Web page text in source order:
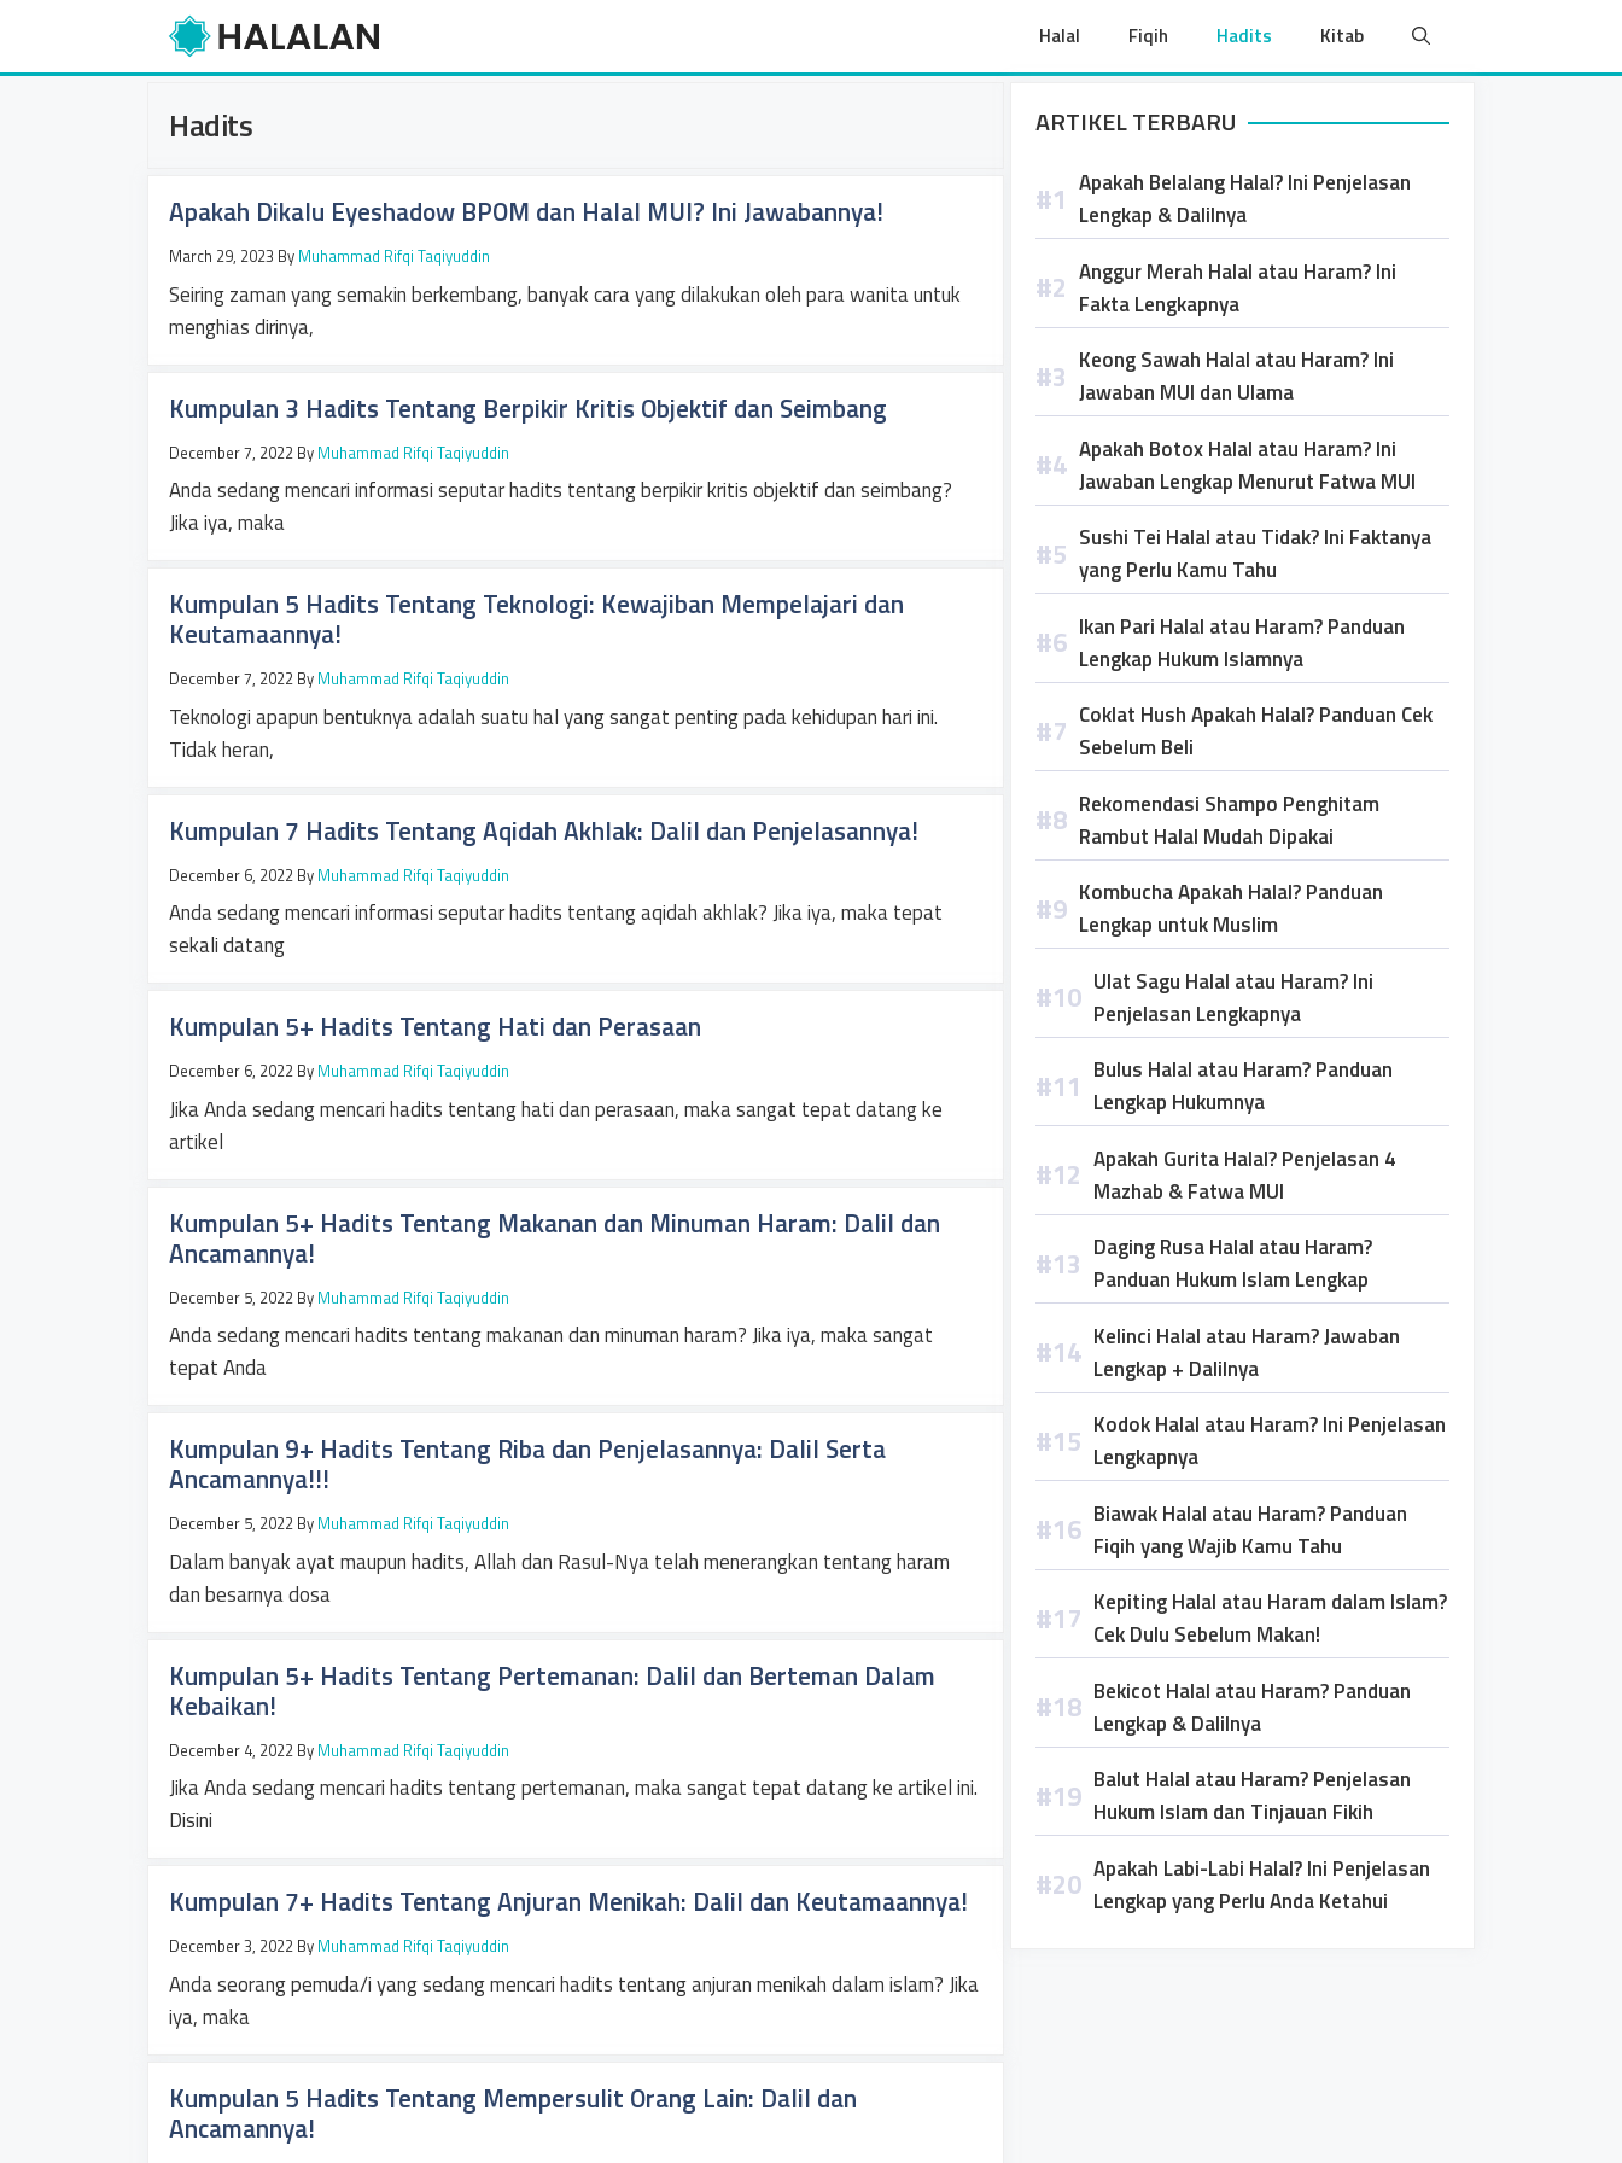
content
Halal Fiqih Hadits Kitab
Hadits
Apakah Dikalu Eyeshadow BPOM dan Halal MUI? Ini Jawabannya!
March 29, 2023 By Muhammad Rifqi Taqiyuddin
Seiring zaman yang semakin berkembang, banyak cara yang dilakukan oleh para wanita untuk
menghias dirinya,
Kumpulan 3 Hadits Tentang Berpikir Kritis Objektif dan Seimbang
December 7, 2022 By Muhammad Rifqi Taqiyuddin
Anda sedang mencari informasi seputar hadits tentang berpikir kritis objektif dan seimbang?
Jika iya, maka
Kumpulan 5 Hadits Tentang Teknologi: Kewajiban Mempelajari dan
Keutamaannya!
December 7, 2022 By Muhammad Rifqi Taqiyuddin
Teknologi apapun bentuknya adalah suatu hal yang sangat penting pada kehidupan hari ini.
Tidak heran,
Kumpulan 7 Hadits Tentang Aqidah Akhlak: Dalil dan Penjelasannya!
December 6, 2022 By Muhammad Rifqi Taqiyuddin
Anda sedang mencari informasi seputar hadits tentang aqidah akhlak? Jika iya, maka tepat
sekali datang
Kumpulan 5+ Hadits Tentang Hati dan Perasaan
December 6, 2022 By Muhammad Rifqi Taqiyuddin
Jika Anda sedang mencari hadits tentang hati dan perasaan, maka sangat tepat datang ke
artikel
Kumpulan 5+ Hadits Tentang Makanan dan Minuman Haram: Dalil dan
Ancamannya!
December 5, 2022 By Muhammad Rifqi Taqiyuddin
Anda sedang mencari hadits tentang makanan dan minuman haram? Jika iya, maka sangat
tepat Anda
Kumpulan 9+ Hadits Tentang Riba dan Penjelasannya: Dalil Serta
Ancamannya!!!
December 5, 2022 By Muhammad Rifqi Taqiyuddin
Dalam banyak ayat maupun hadits, Allah dan Rasul-Nya telah menerangkan tentang haram
dan besarnya dosa
Kumpulan 5+ Hadits Tentang Pertemanan: Dalil dan Berteman Dalam
Kebaikan!
December 4, 2022 By Muhammad Rifqi Taqiyuddin
Jika Anda sedang mencari hadits tentang pertemanan, maka sangat tepat datang ke artikel ini.
Disini
Kumpulan 7+ Hadits Tentang Anjuran Menikah: Dalil dan Keutamaannya!
December 3, 2022 By Muhammad Rifqi Taqiyuddin
Anda seorang pemuda/i yang sedang mencari hadits tentang anjuran menikah dalam islam? Jika
iya, maka
Kumpulan 5 Hadits Tentang Mempersulit Orang Lain: Dalil dan
Ancamannya!
ARTIKEL TERBARU
Apakah Belalang Halal? Ini Penjelasan
Lengkap & Dalilnya
Anggur Merah Halal atau Haram? Ini
Fakta Lengkapnya
Keong Sawah Halal atau Haram? Ini
Jawaban MUI dan Ulama
Apakah Botox Halal atau Haram? Ini
Jawaban Lengkap Menurut Fatwa MUI
Sushi Tei Halal atau Tidak? Ini Faktanya
yang Perlu Kamu Tahu
Ikan Pari Halal atau Haram? Panduan
Lengkap Hukum Islamnya
Coklat Hush Apakah Halal? Panduan Cek
Sebelum Beli
Rekomendasi Shampo Penghitam
Rambut Halal Mudah Dipakai
Kombucha Apakah Halal? Panduan
Lengkap untuk Muslim
Ulat Sagu Halal atau Haram? Ini
Penjelasan Lengkapnya
Bulus Halal atau Haram? Panduan
Lengkap Hukumnya
Apakah Gurita Halal? Penjelasan 4
Mazhab & Fatwa MUI
Daging Rusa Halal atau Haram?
Panduan Hukum Islam Lengkap
Kelinci Halal atau Haram? Jawaban
Lengkap + Dalilnya
Kodok Halal atau Haram? Ini Penjelasan
Lengkapnya
Biawak Halal atau Haram? Panduan
Fiqih yang Wajib Kamu Tahu
Kepiting Halal atau Haram dalam Islam?
Cek Dulu Sebelum Makan!
Bekicot Halal atau Haram? Panduan
Lengkap & Dalilnya
Balut Halal atau Haram? Penjelasan
Hukum Islam dan Tinjauan Fikih
Apakah Labi-Labi Halal? Ini Penjelasan
Lengkap yang Perlu Anda Ketahui